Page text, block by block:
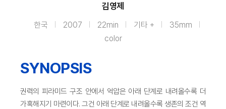
김영제
한국 2007 22min 기타 +
35mm
color
SYNOPSIS
권력의 피라미드 구조 안에서 억압은 아래 단계로 내려올수록 더
가혹해지기 마련이다. 그건 아래 단계로 내려올수록 생존의 조건 역